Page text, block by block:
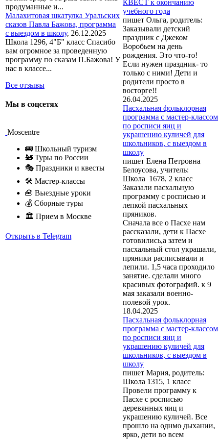
продуманные и...
Малахитовая шкатулка Уральских
сказов Павла Бажова, программа
с выездом в школу, 26.12.2025
Школа 1296, 4"Б" класс Спасибо
вам огромное за проведенную
программу по сказам П.Бажова! У
нас в классе...
Все отзывы
Мы в соцсетях
Moscentre
🚌 Школьный туризм
🚂 Туры по России
🎭 Праздники и квесты
🛠 Мастер-классы
🧰 Выездные уроки
💰 Сборные туры
🏛 Прием в Москве
Открыть в Telegram
КВЕСТ к окончанию
учебного года
пишет Ольга, родитель:
Заказывали детский
праздник с Джеком
Воробьем на день
рождения. Это что-то!
Если нужен праздник- то
только с ними! Дети и
родители просто в
восторге!!
26.04.2025
Пасхальная фольклорная
программа с мастер-классом
по росписи яиц и
украшению куличей для
школьников, с выездом в
школу
пишет Елена Петровна
Белоусова, учитель:
Школа 1678, 2 класс
Заказали пасхальную
программу с росписью и
лепкой пасхальных
пряников.
Сначала все о Пасхе нам
рассказали, дети к Пасхе
готовились,а затем и
пасхальный стол украшали,
пряники расписывали и
лепили. 1,5 часа проходило
занятие. сделали много
красивых фотографий. к 9
мая заказали военно-
полевой урок.
18.04.2025
Пасхальная фольклорная
программа с мастер-классом
по росписи яиц и
украшению куличей для
школьников, с выездом в
школу
пишет Мария, родитель:
Школа 1315, 1 класс
Провели программу к
Пасхе с росписью
деревянных яиц и
украшению куличей. Все
прошло на однмо дыхании,
ярко, дети во всем